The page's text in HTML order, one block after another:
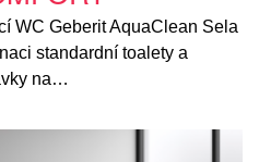
WC Geberit AquaClean Sela
standardní toalety a
na…